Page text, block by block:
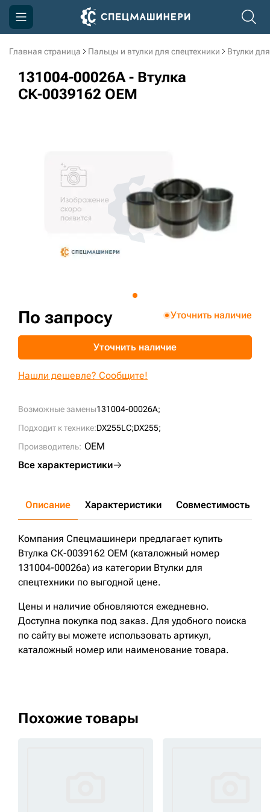
Главная страница Пальцы и втулки для спецтехники Втулки
131004-00026A - Втулка
СК-0039162 OEM
Возможные замены131004-00026A;
Подходит к технике:DX255LC;DX255;
Производитель: OEM
Все характеристики
По запросу Уточнить наличие
Уточнить наличие
Нашли дешевле? Сообщите!
Описание Характеристики Совместимость
Компания Спецмашинери предлагает купить
Втулка СК-0039162 OEM (каталожный номер
131004-00026a) из категории Втулки для
спецтехники по выгодной цене.
Цены и наличие обновляются ежедневно.
Доступна покупка под заказ. Для удобного поиска
по сайту вы можете использовать артикул,
каталожный номер или наименование товара.
Похожие товары
Компания
Акции
3D тур по производству
3D тур по складам
sksale@skdst.ru